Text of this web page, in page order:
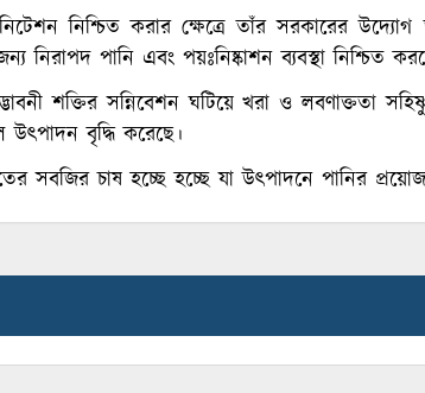
নিশ্চিত করার ক্ষেত্রে তাঁর সরকারের উদ্যোগ
নিরাপদ পানি এবং পয়ঃনিষ্কাশন ব্যবস্থা নিশ্চিত
শক্তির সন্নিবেশন ঘটিয়ে খরা ও লবণাক্ততা
বৃদ্ধি করেছে।
সবজির চাষ হচ্ছে হচ্ছে যা উৎপাদনে পানির